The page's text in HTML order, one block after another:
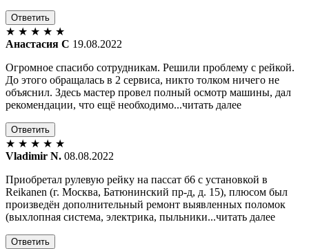
Ответить
★ ★ ★ ★ ★
Анастасия С 19.08.2022
Огромное спасибо сотрудникам. Решили проблему с рейкой.
До этого обращалась в 2 сервиса, никто толком ничего не
объяснил. Здесь мастер провел полный осмотр машины, дал
рекомендации, что ещё необходимо...читать далее
Ответить
★ ★ ★ ★ ★
Vladimir N. 08.08.2022
Приобретал рулевую рейку на пассат б6 с установкой в
Reikanen (г. Москва, Батюнинский пр-д, д. 15), плюсом был
произведён дополнительный ремонт выявленных поломок
(выхлопная система, электрика, пыльники...читать далее
Ответить